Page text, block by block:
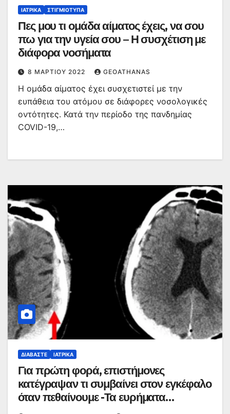
ΙΑΤΡΙΚΆ ΣΤΙΓΜΙΌΤΥΠΑ
Πες μου τι ομάδα αίματος έχεις, να σου
πω για την υγεία σου – Η συσχέτιση με
διάφορα νοσήματα
8 ΜΑΡΤΊΟΥ 2022 GEOATHANAS
Η ομάδα αίματος έχει συσχετιστεί με την
ευπάθεια του ατόμου σε διάφορες νοσολογικές
οντότητες. Κατά την περίοδο της πανδημίας
COVID-19,…
ΔΙΑΒΆΣΤΕ ΙΑΤΡΙΚΆ
Για πρώτη φορά, επιστήμονες
κατέγραψαν τι συμβαίνει στον εγκέφαλο
όταν πεθαίνουμε -Τα ευρήματα
εντυπωσιάζουν